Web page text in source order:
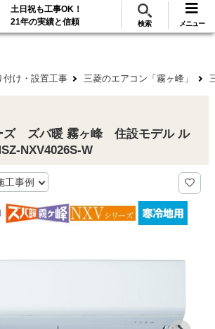
績117万件! 無料見積
土日祝も工事OK！
21年の実績と信頼
検索 メニュー
付け・設置工事 三菱のエアコン「霧ヶ峰」
ズ ズバ暖 霧ヶ峰 住設モデル ル
NXV4026S-W
工事例